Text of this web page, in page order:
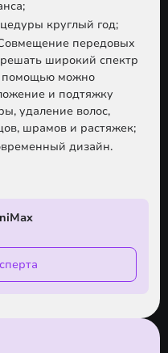
круглый год;
передовых
решать широкий спектр
помощью можно
и подтяжку
удаление волос,
шрамов и растяжек;
дизайн.